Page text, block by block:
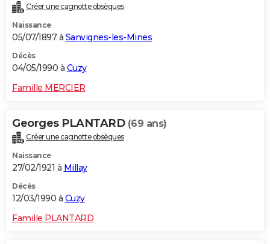
Créer une cagnotte obsèques
Naissance
05/07/1897 à Sanvignes-les-Mines
Décès
04/05/1990 à Cuzy
Famille MERCIER
Georges PLANTARD (69 ans)
Créer une cagnotte obsèques
Naissance
27/02/1921 à Millay
Décès
12/03/1990 à Cuzy
Famille PLANTARD